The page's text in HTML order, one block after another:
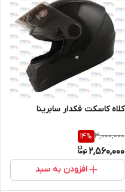
کلاه کاسکت فکدار سابرینا
3,000,000
14%
2,560,000
افزودن به سبد